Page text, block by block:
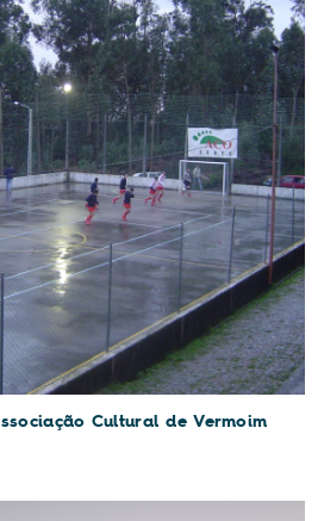
Cultural de Vermoim